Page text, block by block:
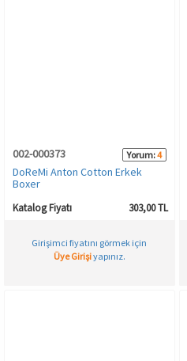
002-000373 Yorum:4
DoReMi Anton Cotton Erkek
Boxer
Katalog Fiyatı 303,00 TL
Girişimci fiyatını görmek için
Üye Girişiyapınız.